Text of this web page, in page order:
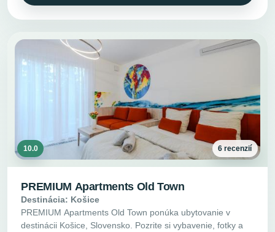
10.0 6 recenzií
PREMIUM Apartments Old Town
Destinácia: Košice
PREMIUM Apartments Old Town ponúka ubytovanie v
destinácii Košice, Slovensko. Pozrite si vybavenie, fotky a